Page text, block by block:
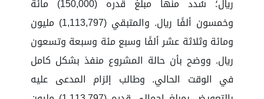
ريال؛ سُدد منها مبلغ قدره (150,000) مائة
وخمسون ألفًا ريال. والمتبقي (1,113,797) مليون
ومائة وثلاثة عشر ألفًا وسبع مئة وسبعة وتسعون
ريال. ووضح بأن حالة المشروع منفذ بشكل كامل
في الوقت الحالي. وطالب إلزام المدعى عليه